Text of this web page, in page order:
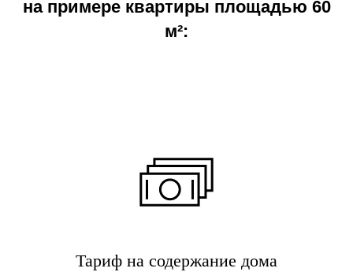
на примере квартиры площадью 60
м²:
Тариф на содержание дома